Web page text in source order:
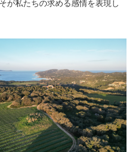
が私たちの求める感情を表現し